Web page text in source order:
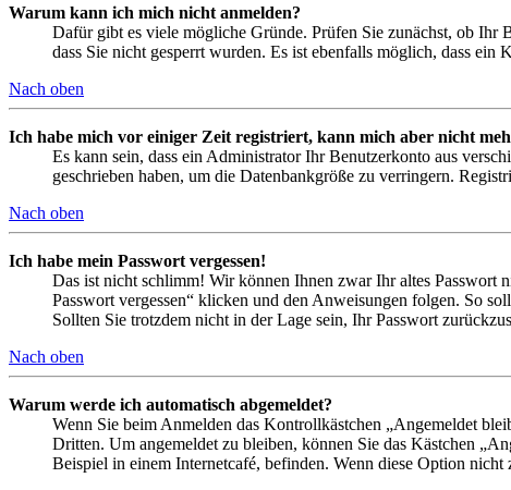
Warum kann ich mich nicht anmelden?
Dafür gibt es viele mögliche Gründe. Prüfen Sie zunächst, ob Ihr
dass Sie nicht gesperrt wurden. Es ist ebenfalls möglich, dass
Nach oben
Ich habe mich vor einiger Zeit registriert, kann mich aber nicht
Es kann sein, dass ein Administrator Ihr Benutzerkonto aus
geschrieben haben, um die Datenbankgröße zu verringern.
Nach oben
Ich habe mein Passwort vergessen!
Das ist nicht schlimm! Wir können Ihnen zwar Ihr altes Passwort
Passwort vergessen“ klicken und den Anweisungen folgen. So
Sollten Sie trotzdem nicht in der Lage sein, Ihr Passwort
Nach oben
Warum werde ich automatisch abgemeldet?
Wenn Sie beim Anmelden das Kontrollkästchen „Angemeldet
Dritten. Um angemeldet zu bleiben, können Sie das Kästchen
Beispiel in einem Internetcafé, befinden. Wenn diese Option